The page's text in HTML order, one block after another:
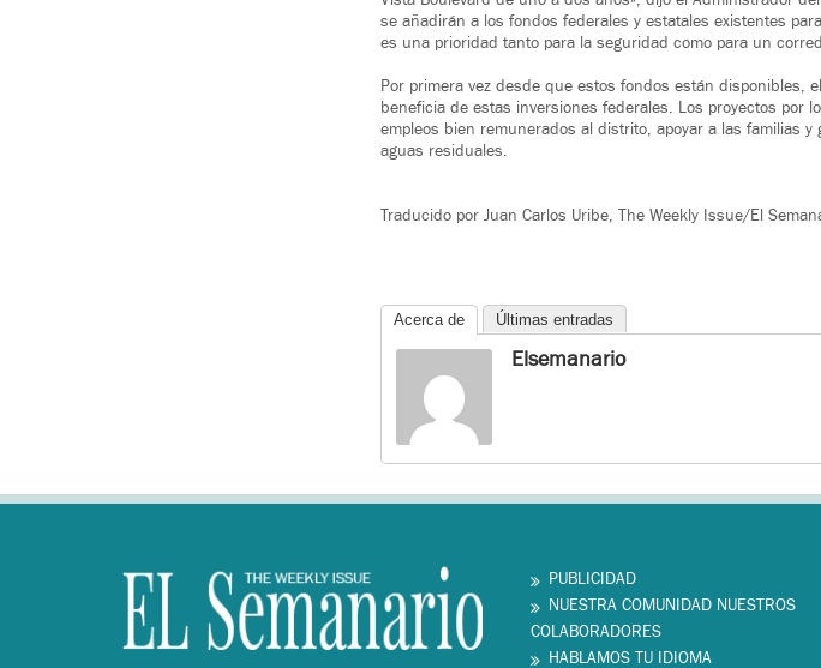
se añadirán a los fondos federales y estatales existentes
es una prioridad tanto para la seguridad como para un
Por primera vez desde que estos fondos están disponibles,
beneficia de estas inversiones federales. Los proyectos por
empleos bien remunerados al distrito, apoyar a las familias
aguas residuales.
Traducido por Juan Carlos Uribe, The Weekly Issue/El
Acerca de Últimas entradas
Elsemanario
PUBLICIDAD
NUESTRA COMUNIDAD NUESTROS
COLABORADORES
HABLAMOS TU IDIOMA